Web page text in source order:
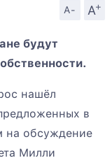
A- A
+
будут
нашёл
в
на обсуждение
Милли